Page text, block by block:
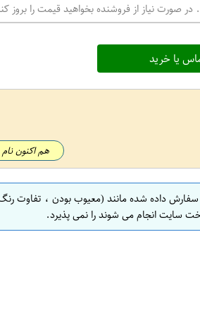
صورت نیاز از فروشنده بخواهید قیمت را بروز
یا خرید
هم اکنون نام
داده شده مانند (معیوب بودن ، تفاوت
سایت انجام می شوند را نمی پذیرد.